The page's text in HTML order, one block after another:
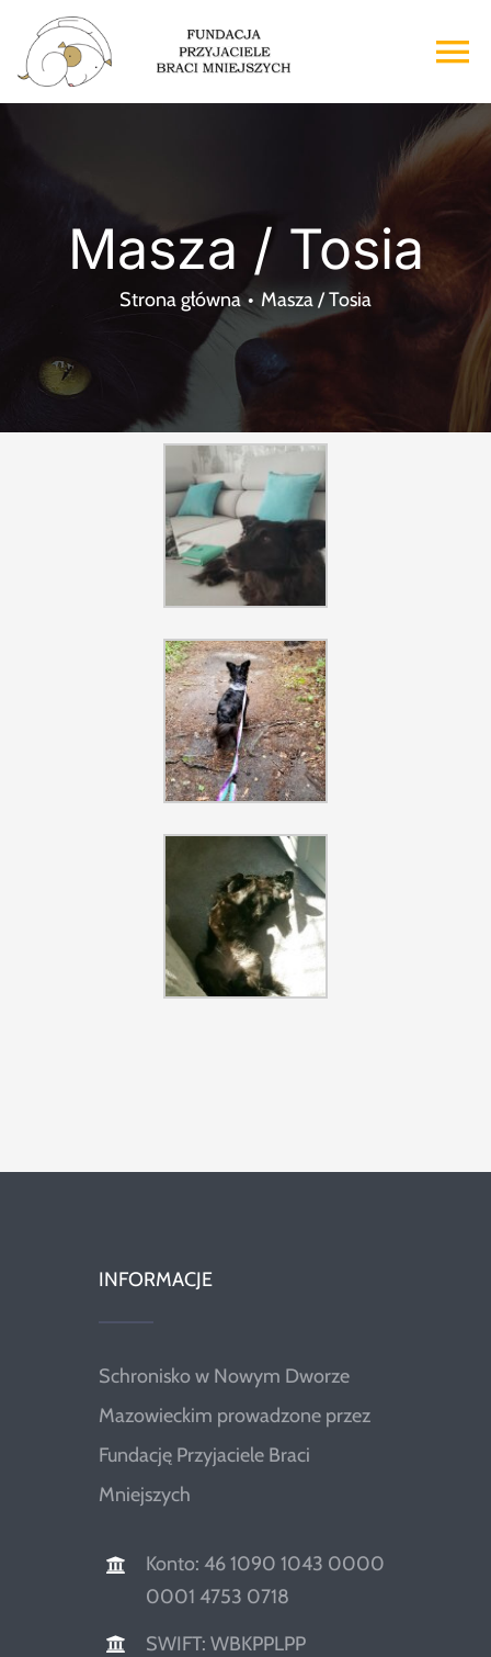
Przejdź
zawartości
Wsparcie
Kontakt
Masza / Tosia
Strona główna Masza / Tosia
INFORMACJE
Schronisko w Nowym Dworze
Mazowieckim prowadzone przez
Fundację Przyjaciele Braci
Mniejszych
Konto: 46 1090 1043 0000
0001 4753 0718
SWIFT: WBKPPLPP